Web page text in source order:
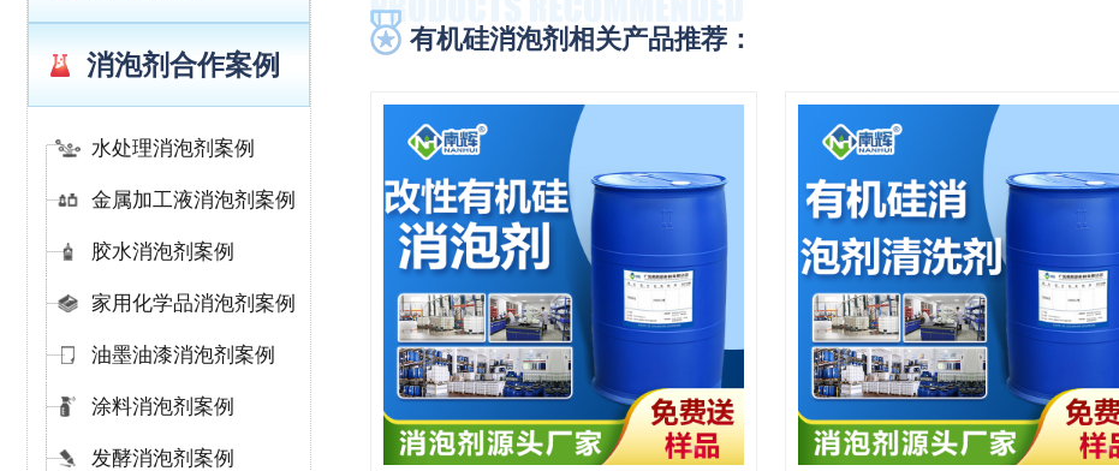
消泡剂合作案例
水处理消泡剂案例
金属加工液消泡剂案例
胶水消泡剂案例
家用化学品消泡剂案例
油墨油漆消泡剂案例
涂料消泡剂案例
发酵消泡剂案例
有机硅消泡剂相关产品推荐：